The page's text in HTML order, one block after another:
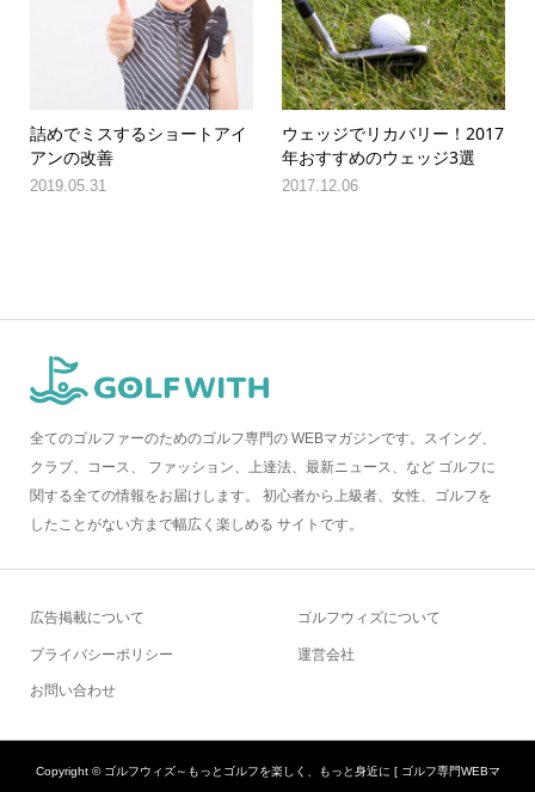
詰めでミスするショートアイ
アンの改善
2019.05.31
ウェッジでリカバリー！2017
年おすすめのウェッジ3選
2017.12.06
全てのゴルファーのためのゴルフ専門の WEBマガジンです。スイング、
クラブ、コース、 ファッション、上達法、最新ニュース、など ゴルフに
関する全ての情報をお届けします。 初心者から上級者、女性、ゴルフを
したことがない方まで幅広く楽しめる サイトです。
広告掲載について
プライバシーポリシー
お問い合わせ
ゴルフウィズについて
運営会社
Copyright ©ゴルフウィズ～もっとゴルフを楽しく、もっと身近に [ ゴルフ専門WEBマ